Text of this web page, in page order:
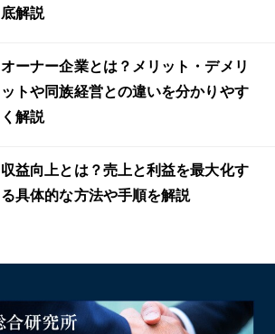
底解説
オーナー企業とは？メリット・デメリ
ットや同族経営との違いを分かりやす
く解説
収益向上とは？売上と利益を最大化す
る具体的な方法や手順を解説